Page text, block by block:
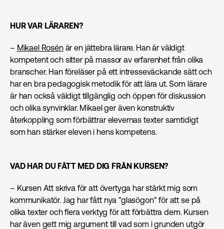
HUR VAR LÄRAREN?
– Mikael Rosénär en jättebra lärare. Han är väldigt
kompetent och sitter på massor av erfarenhet från olika
branscher. Han föreläser på ett intresseväckande sätt och
har en bra pedagogisk metodik för att lära ut. Som lärare
är han också väldigt tillgänglig och öppen för diskussion
och olika synvinklar. Mikael ger även konstruktiv
återkoppling som förbättrar elevernas texter samtidigt
som han stärker eleven i hens kompetens.
VAD HAR DU FÅTT MED DIG FRÅN KURSEN?
– Kursen Att skriva för att övertyga har stärkt mig som
kommunikatör. Jag har fått nya "glasögon" för att se på
olika texter och flera verktyg för att förbättra dem. Kursen
har även gett mig argument till vad som i grunden utgör